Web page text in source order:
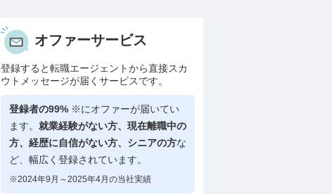
オファーサービス
登録すると転職エージェントから直接スカ
ウトメッセージが届くサービスです。
登録者の99% ※にオファーが届いてい
ます。 就業経験がない方、現在離職中の
方、 経歴に自信がない方、シニアの方な
ど、幅広く登録されています。
※2024年9月～2025年4月の当社実績